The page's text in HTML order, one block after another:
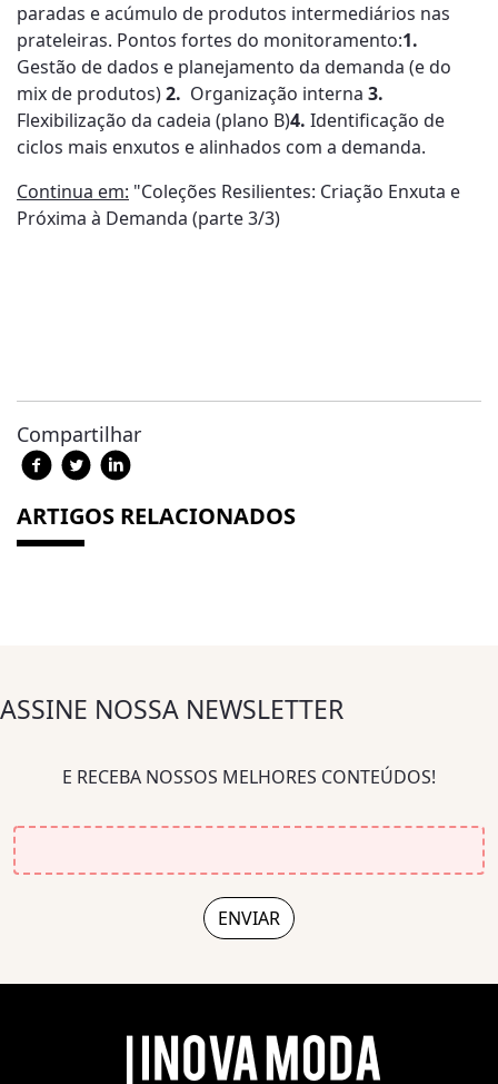
paradas e acúmulo de produtos intermediários nas
prateleiras. Pontos fortes do monitoramento:1.
Gestão de dados e planejamento da demanda (e do
mix de produtos)2. Organização interna 3.
Flexibilização da cadeia (plano B)4. Identificação de
ciclos mais enxutos e alinhados com a demanda.
Continua em: "Coleções Resilientes: Criação Enxuta e
Próxima à Demanda (parte 3/3)
Compartilhar
ARTIGOS RELACIONADOS
ASSINE NOSSA NEWSLETTER
E RECEBA NOSSOS MELHORES CONTEÚDOS!